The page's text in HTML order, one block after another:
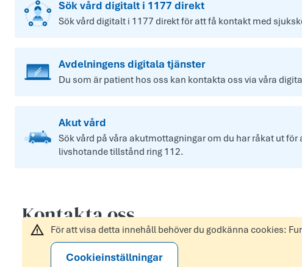
Sök vård digitalt i 1177 direkt
Sök vård digitalt i 1177 direkt för att få kontakt med
Avdelningens digitala tjänster
Du som är patient hos oss kan kontakta oss via våra
Akut vård
Sök vård på våra akutmottagningar om du har råkat ut
livshotande tillstånd ring 112.
Kontakta oss
För att visa detta innehåll behöver du godkänna cookies:
Cookieinställningar